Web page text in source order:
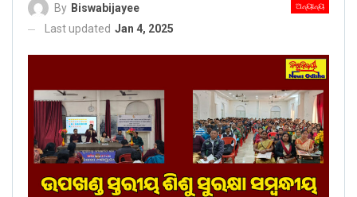
ଅନ୍ୟାନ୍ୟ
By Biswabijayee
Last updated Jan 4, 2025